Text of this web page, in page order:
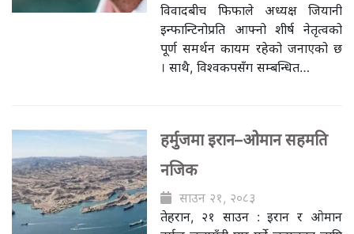
विवादबीच फिफाले अध्यक्ष जियानी
इन्फान्टिनोप्रति आफ्नो शीर्ष नेतृत्वको
पूर्ण समर्थन कायम रहेको जनाएको छ
। साथै, विश्वकपसँग सम्बन्धित…
हर्मुजमा इरान–ओमान सहमति
नजिक
साउन २१, २०८३
तेहरान, २१ साउन : इरान र ओमान